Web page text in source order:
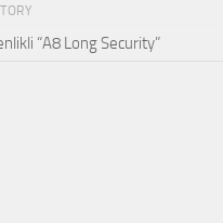
“A8 Long Security”